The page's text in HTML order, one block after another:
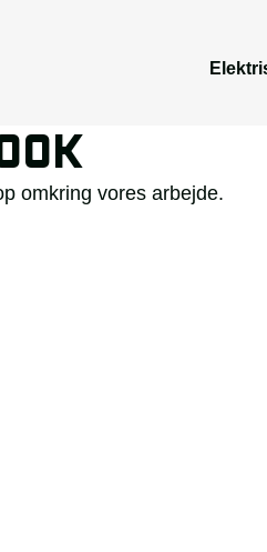
omkring vores arbejde.